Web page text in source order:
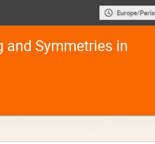
Europe/Paris
and Symmetries in